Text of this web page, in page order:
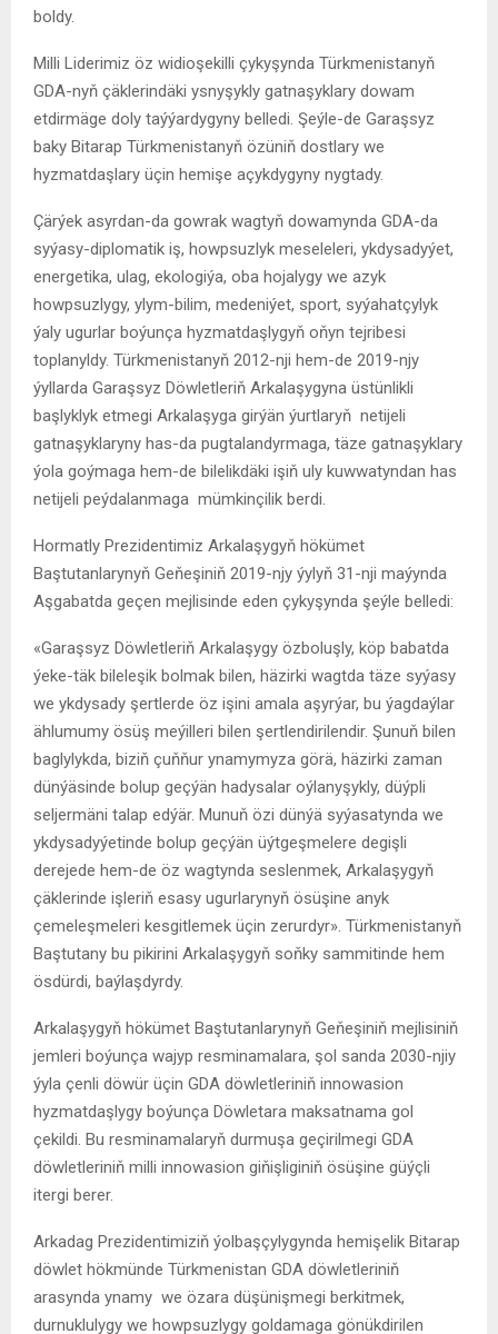
boldy.
Milli Liderimiz öz widioşekilli çykyşynda Türkmenistanyň
GDA-nyň çäklerindäki ysnyşykly gatnaşyklary dowam
etdirmäge doly taýýardygyny belledi. Şeýle-de Garaşsyz
baky Bitarap Türkmenistanyň özüniň dostlary we
hyzmatdaşlary üçin hemişe açykdygyny nygtady.
Çärýek asyrdan-da gowrak wagtyň dowamynda GDA-da
syýasy-diplomatik iş, howpsuzlyk meseleleri, ykdysadyýet,
energetika, ulag, ekologiýa, oba hojalygy we azyk
howpsuzlygy, ylym-bilim, medeniýet, sport, syýahatçylyk
ýaly ugurlar boýunça hyzmatdaşlygyň oňyn tejribesi
toplanyldy. Türkmenistanyň 2012-nji hem-de 2019-njy
ýyllarda Garaşsyz Döwletleriň Arkalaşygyna üstünlikli
başlyklyk etmegi Arkalaşyga girýän ýurtlaryň netijeli
gatnaşyklaryny has-da pugtalandyrmaga, täze gatnaşyklary
ýola goýmaga hem-de bilelikdäki işiň uly kuwwatyndan has
netijeli peýdalanmaga mümkinçilik berdi.
Hormatly Prezidentimiz Arkalaşygyň hökümet
Baştutanlarynyň Geňeşiniň 2019-njy ýylyň 31-nji maýynda
Aşgabatda geçen mejlisinde eden çykyşynda şeýle belledi:
«Garaşsyz Döwletleriň Arkalaşygy özboluşly, köp babatda
ýeke-täk bileleşik bolmak bilen, häzirki wagtda täze syýasy
we ykdysady şertlerde öz işini amala aşyrýar, bu ýagdaýlar
ählumumy ösüş meýilleri bilen şertlendirilendir. Şunuň bilen
baglylykda, biziň çuňňur ynamymyza görä, häzirki zaman
dünýäsinde bolup geçýän hadysalar oýlanyşykly, düýpli
seljermäni talap edýär. Munuň özi dünýä syýasatynda we
ykdysadyýetinde bolup geçýän üýtgeşmelere degişli
derejede hem-de öz wagtynda seslenmek, Arkalaşygyň
çäklerinde işleriň esasy ugurlarynyň ösüşine anyk
çemeleşmeleri kesgitlemek üçin zerurdyr». Türkmenistanyň
Baştutany bu pikirini Arkalaşygyň soňky sammitinde hem
ösdürdi, baýlaşdyrdy.
Arkalaşygyň hökümet Baştutanlarynyň Geňeşiniň mejlisiniň
jemleri boýunça wajyp resminamalara, şol sanda 2030-njiy
ýyla çenli döwür üçin GDA döwletleriniň innowasion
hyzmatdaşlygy boýunça Döwletara maksatnama gol
çekildi. Bu resminamalaryň durmuşa geçirilmegi GDA
döwletleriniň milli innowasion giňişliginiň ösüşine güýçli
itergi berer.
Arkadag Prezidentimiziň ýolbaşçylygynda hemişelik Bitarap
döwlet hökmünde Türkmenistan GDA döwletleriniň
arasynda ynamy we özara düşünişmegi berkitmek,
durnuklulygy we howpsuzlygy goldamaga gönükdirilen